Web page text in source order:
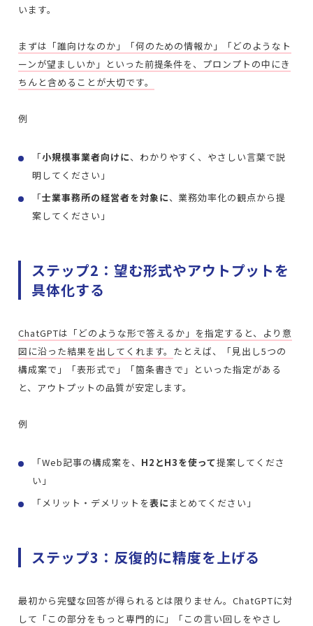
います。
まずは「誰向けなのか」「何のための情報か」「どのようなト
ーンが望ましいか」といった前提条件を、プロンプトの中にき
ちんと含めることが大切です。
例
「小規模事業者向けに、わかりやすく、やさしい言葉で説
明してください」
「士業事務所の経営者を対象に、業務効率化の観点から提
案してください」
ステップ2：望む形式やアウトプットを
具体化する
ChatGPTは「どのような形で答えるか」を指定すると、より意
図に沿った結果を出してくれます。 たとえば、「見出し5つの
構成案で」「表形式で」「箇条書きで」といった指定がある
と、アウトプットの品質が安定します。
例
「Web記事の構成案を、 H2とH3を使って提案してくださ
い」
「メリット・デメリットを表に まとめてください」
ステップ3：反復的に精度を上げる
最初から完璧な回答が得られるとは限りません。ChatGPTに対
して「この部分をもっと専門的に」「この言い回しをやさし